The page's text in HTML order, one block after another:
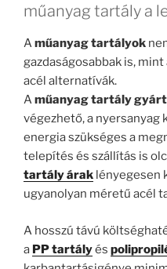
műanyag tartály a
Aműanyag tartályok
gazdaságosabbak is,
acél alternatívák.
Aműanyag tartály
végezhető, a nyersanyag
energia szükséges a
telepítés és szállítás is
tartály árak lényegesen
ugyanolyan méretű acél
A hosszú távú
a PP tartályés